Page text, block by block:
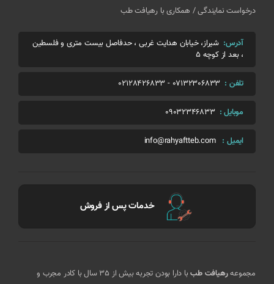
درخواست نمایندگی / همکاری با رهیافت طب
آدرس: شیراز، خیابان هدایت غربی ، حدفاصل بیست متری و فلسطین
، بعد از کوچه 5
تلفن : 07132306833
-
02128426833
موبایل : 09032346833
ایمیل : info@rahyaftteb.com
خدمات پس از فروش
مجموعهرهیافت طب
با دارا بودن تجربه بیش از 35 سال با کادر مجرب و